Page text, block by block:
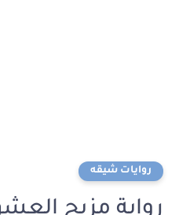
روايات شيقه